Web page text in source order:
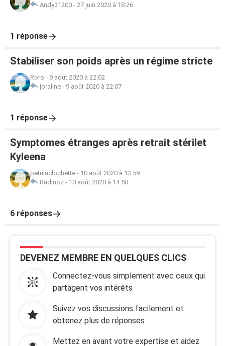
Andy31200 - 27 juin 2020 à 18:26
1 réponse
Stabiliser son poids après un régime stricte
Roro - 9 août 2020 à 22:02
joraline - 9 août 2020 à 22:07
1 réponse
Symptomes étranges après retrait stérilet
Kyleena
petulaclochette - 10 août 2020 à 13:59
Radinoz - 10 août 2020 à 14:50
6 réponses
DEVENEZ MEMBRE EN QUELQUES CLICS
Connectez-vous simplement avec ceux qui
partagent vos intérêts
Suivez vos discussions facilement et
obtenez plus de réponses
Mettez en avant votre expertise et aidez